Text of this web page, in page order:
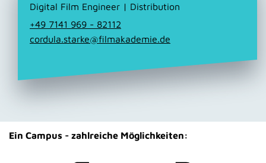
Digital Film Engineer | Distribution
+49 7141 969 - 82112
cordula.starke@filmakademie.de
Ein Campus - zahlreiche Möglichkeiten: